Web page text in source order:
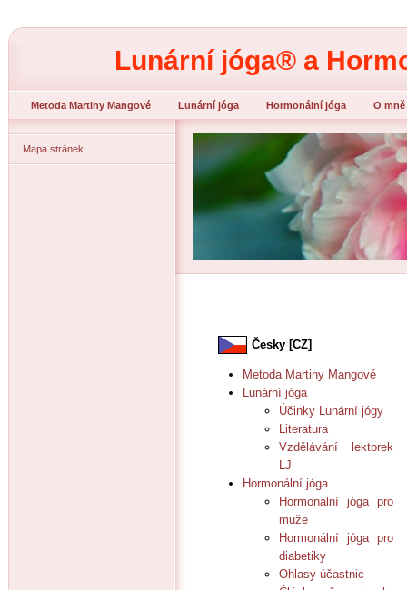
Lunární jóga® a
Metoda Martiny Mangové Lunární jóga Hormonální jóga O mně
Mapa stránek
Česky [CZ]
Metoda Martiny Mangové
Lunární jóga
Účinky Lunární jógy
Literatura
Vzdělávání lektorek
LJ
Hormonální jóga
Hormonální jóga pro
muže
Hormonální jóga pro
diabetiky
Ohlasy účastnic